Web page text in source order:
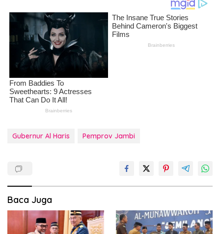
Gubernur Al Haris Pemprov Jambi
Baca Juga